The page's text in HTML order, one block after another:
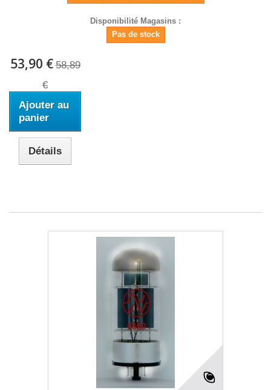
Disponibilité Magasins :
Pas de stock
53,90 € 58,89
€
Ajouter au
panier
Détails